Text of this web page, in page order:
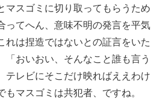
マスゴミに切り取ってもらうため
ってへん、意味不明の発言を平気
れは捏造ではないとの証言をいた
「おいおい、そんなこと誰も言う
テレビにそこだけ映ればええわけ
マスゴミは共犯者、ですね。